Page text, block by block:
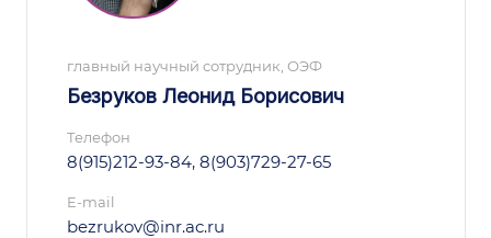
главный научный сотрудник, ОЭФ
Безруков Леонид Борисович
Телефон
8(915)212-93-84, 8(903)729-27-65
E-mail
bezrukov@inr.ac.ru